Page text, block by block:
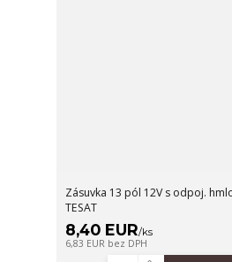
Zásuvka 13 pól 12V s odpoj.
TESAT
8,40 EUR/ks
6,83 EUR bez DPH